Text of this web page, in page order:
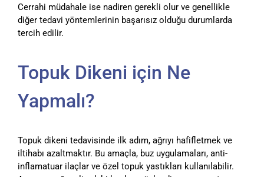
Cerrahi müdahale ise nadiren gerekli olur ve genellikle
diğer tedavi yöntemlerinin başarısız olduğu durumlarda
tercih edilir.
Topuk Dikeni için Ne
Yapmalı?
Topuk dikeni tedavisinde ilk adım, ağrıyı hafifletmek ve
iltihabı azaltmaktır. Bu amaçla, buz uygulamaları, anti-
inflamatuar ilaçlar ve özel topuk yastıkları kullanılabilir.